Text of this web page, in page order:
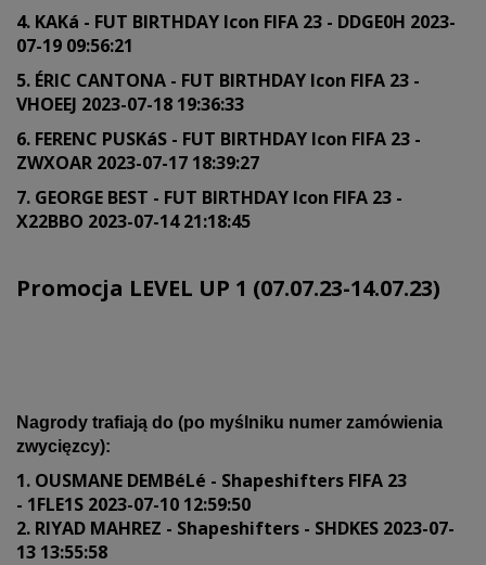
4. KAKá - FUT BIRTHDAY Icon FIFA 23 - DDGE0H 2023-
07-19 09:56:21
5. ÉRIC CANTONA - FUT BIRTHDAY Icon FIFA 23 -
VHOEEJ 2023-07-18 19:36:33
6. FERENC PUSKáS - FUT BIRTHDAY Icon FIFA 23 -
ZWXOAR 2023-07-17 18:39:27
7. GEORGE BEST - FUT BIRTHDAY Icon FIFA 23 -
X22BBO 2023-07-14 21:18:45
Promocja LEVEL UP 1 (07.07.23-14.07.23)
Nagrody trafiają do (po myślniku numer zamówienia
zwycięzcy):
1. OUSMANE DEMBéLé - Shapeshifters FIFA 23
- 1FLE1S 2023-07-10 12:59:50
2. RIYAD MAHREZ - Shapeshifters - SHDKES 2023-07-
13 13:55:58